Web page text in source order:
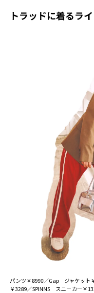
トラッドに着るラ
パンツ￥8990／Gap ジャケット
￥3289／SPINNS スニーカー￥